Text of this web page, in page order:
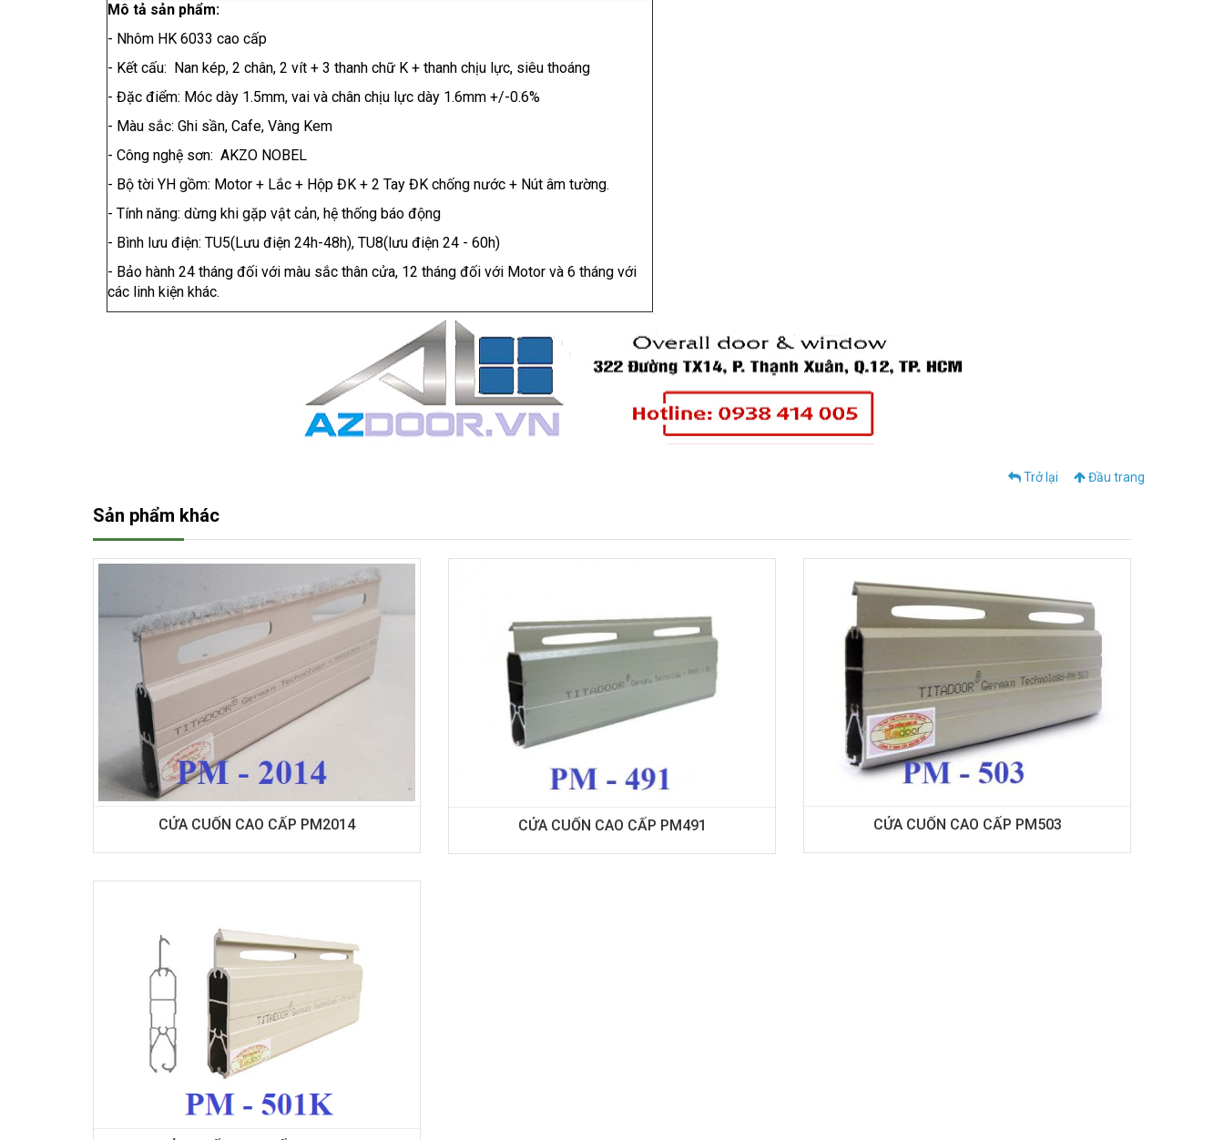
Mô tả sản phẩm:
- Nhôm HK 6033 cao cấp
- Kết cấu: Nan kép, 2 chân, 2 vít + 3 thanh chữ K + thanh chịu lực, siêu thoáng
- Đặc điểm: Móc dày 1.5mm, vai và chân chịu lực dày 1.6mm +/-0.6%
- Màu sắc: Ghi sần, Cafe, Vàng Kem
- Công nghệ sơn: AKZO NOBEL
- Bộ tời YH gồm: Motor + Lắc + Hộp ĐK + 2 Tay ĐK chống nước + Nút âm tường.
- Tính năng: dừng khi gặp vật cản, hệ thống báo động
- Bình lưu điện: TU5(Lưu điện 24h-48h), TU8(lưu điện 24 - 60h)
- Bảo hành 24 tháng đối với màu sắc thân cửa, 12 tháng đối với Motor và 6 tháng với
các linh kiện khác.
Trở lại Đầu trang
Sản phẩm khác
CỬA CUỐN CAO CẤP PM2014 CỬA CUỐN CAO CẤP PM491 CỬA CUỐN CAO CẤP PM503